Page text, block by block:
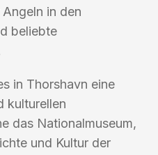
in den
beliebte
in Thorshavn eine
kulturellen
das Nationalmuseum,
und Kultur der